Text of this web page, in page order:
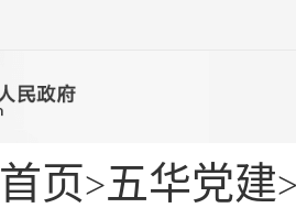
首页>五华党建